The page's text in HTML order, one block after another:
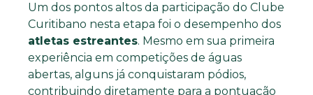
Um dos pontos altos da participação do Clube
Curitibano nesta etapa foi o desempenho dos
atletas estreantes. Mesmo em sua primeira
experiência em competições de águas
abertas, alguns já conquistaram pódios,
contribuindo diretamente para a pontuação